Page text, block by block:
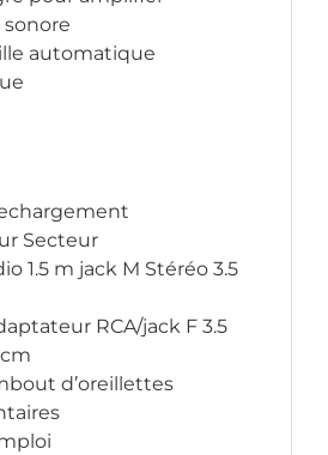
sonore
automatique
Secteur
1.5 m jack M Stéréo 3.5
RCA/jack F 3.5
d’oreillettes